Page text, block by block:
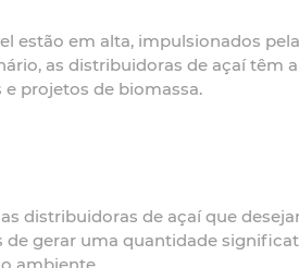
estão em alta, impulsionados
as distribuidoras de açaí têm
projetos de biomassa.
distribuidoras de açaí que
gerar uma quantidade
ambiente.